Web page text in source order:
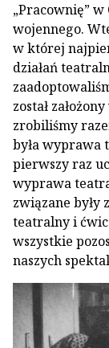
„Pracownię”
wojennego.
w której
działań
został
zrobiliśmy
była wyprawa
pierwszy raz
wyprawa
związane były
teatralny i
wszystkie
naszych